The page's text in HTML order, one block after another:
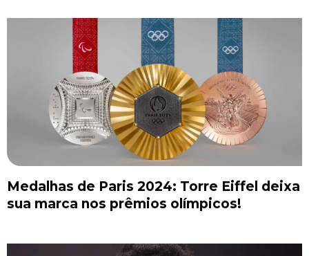
Medalhas de Paris 2024: Torre Eiffel deixa
sua marca nos prêmios olímpicos!